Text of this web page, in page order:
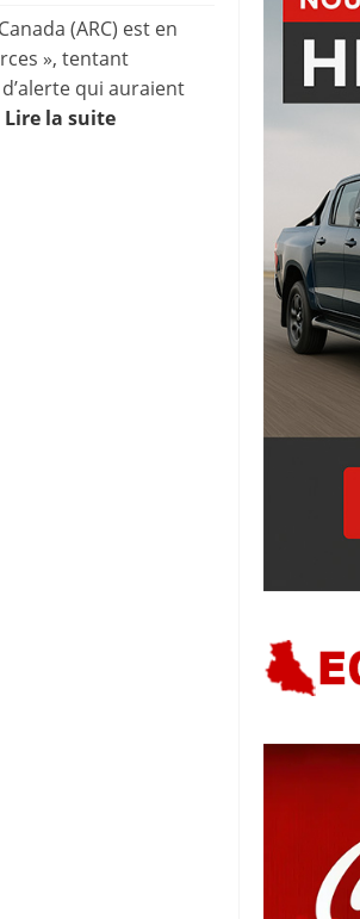
(ARC) est en
», tentant
qui auraient
Lire la suite